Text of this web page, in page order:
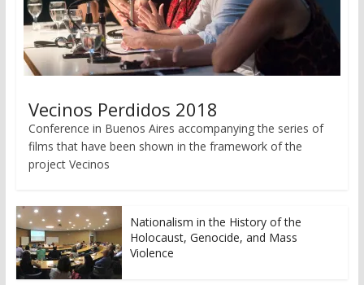
Vecinos Perdidos 2018
Conference in Buenos Aires accompanying the series of
films that have been shown in the framework of the
project Vecinos
Nationalism in the History of the
Holocaust, Genocide, and Mass
Violence